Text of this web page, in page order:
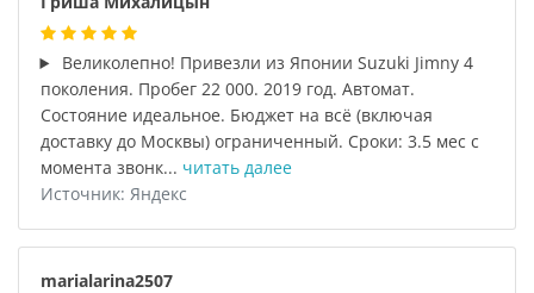
Великолепно! Привезли из Японии Suzuki Jimny 4
поколения. Пробег 22 000. 2019 год. Автомат.
Состояние идеальное. Бюджет на всё (включая
доставку до Москвы) ограниченный. Сроки: 3.5 мес с
момента звонк... читать далее
Источник: Яндекс
marialarina2507